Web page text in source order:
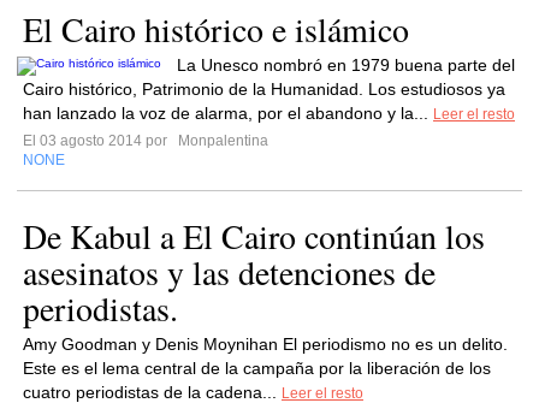
El Cairo histórico e islámico
La Unesco nombró en 1979 buena parte del
Cairo histórico, Patrimonio de la Humanidad. Los estudiosos ya
han lanzado la voz de alarma, por el abandono y la...
Leer el resto
El 03 agosto 2014 por
Monpalentina
NONE
De Kabul a El Cairo continúan los
asesinatos y las detenciones de
periodistas.
Amy Goodman y Denis Moynihan El periodismo no es un delito.
Este es el lema central de la campaña por la liberación de los
cuatro periodistas de la cadena...
Leer el resto